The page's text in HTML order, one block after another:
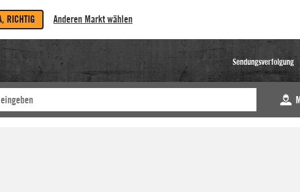
RICHTIG Anderen Markt wählen
Sendungsverfolgung